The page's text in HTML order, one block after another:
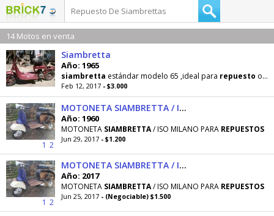
14 Motos en venta
Siambretta
Año: 1965
siambretta estándar modelo 65 ,ideal para repuesto o para restaurar, cubiertas nuevas,chapa
Feb 12, 2017 - $3.000
1 2
MOTONETA SIAMBRETTA / ISO MILANO PARA REPUESTOS
Año: 1960
MOTONETA SIAMBRETTA/ ISO MILANO PARA REPUESTOS
Jun 29, 2017 - $1.200
1 2
MOTONETA SIAMBRETTA / ISO MILANO
Año: 2017
MOTONETA SIAMBRETTA/ ISO MILANO PARA REPUESTOS
Jun 25, 2017 - (Negociable) $1.500